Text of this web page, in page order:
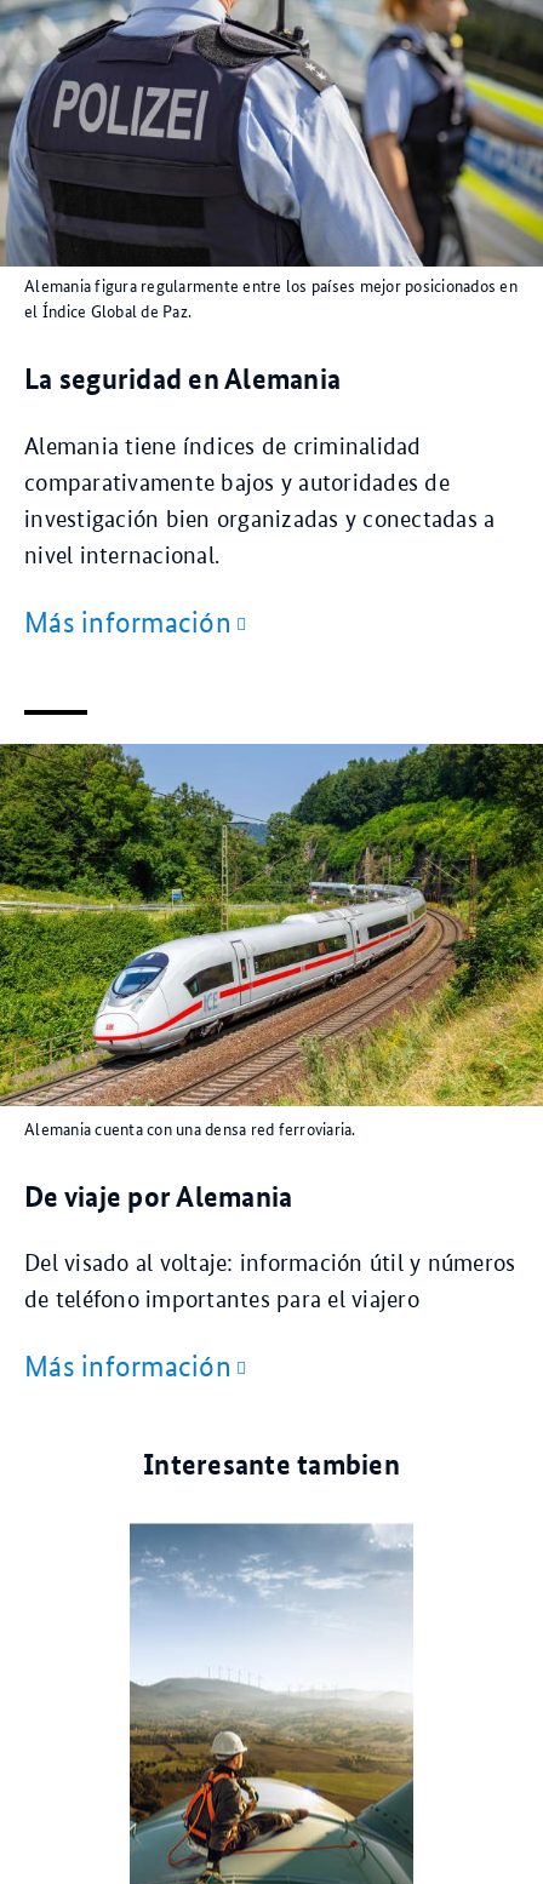
Alemania figura regularmente entre los países mejor posicionados en
el Índice Global de Paz.
La seguridad en Alemania
Alemania tiene índices de criminalidad
comparativamente bajos y autoridades de
investigación bien organizadas y conectadas a
nivel internacional.
Más información
Alemania cuenta con una densa red ferroviaria.
De viaje por Alemania
Del visado al voltaje: información útil y números
de teléfono importantes para el viajero
Más información
Interesante tambien